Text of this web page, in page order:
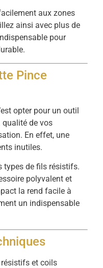
aux zones
ainsi avec plus de
pour
Pince
opter pour un outil
qualité de vos
En effet, une
inutiles.
types de fils résistifs.
polyvalent et
la rend facile à
un indispensable
et coils